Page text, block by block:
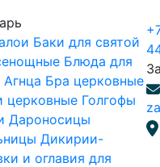
Баки для святой
Блюда для
Агнца Бра церковные
церковные Голгофы
Дароносицы
Дикирии-
и оглавия для